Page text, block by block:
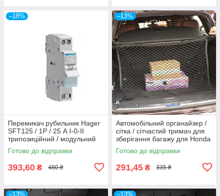
–18%
Перемикач рубильник Hager
SFT125 / 1P / 25 А I-0-II
трипозиційний / модульний
для генератора / інвертора
Готово до відправки
393,60 ₴ 480 ₴
–13%
Автомобільний органайзер /
сітка / сітчастий тримач для
зберігання багажу для Honda
Fit Civic CR-V Accord Jazz
Готово до відправки
291,45 ₴ 335 ₴
–13% –13%